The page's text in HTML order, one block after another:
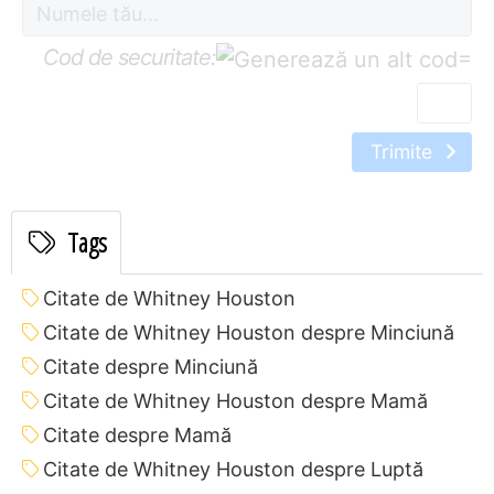
Cod de securitate: =
Trimite
Tags
Citate de Whitney Houston
Citate de Whitney Houston despre Minciună
Citate despre Minciună
Citate de Whitney Houston despre Mamă
Citate despre Mamă
Citate de Whitney Houston despre Luptă